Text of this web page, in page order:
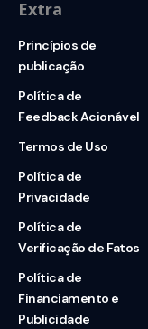
Extra
Princípios de
publicação
Política de
Feedback Acionável
Termos de Uso
Política de
Privacidade
Política de
Verificação de Fatos
Política de
Financiamento e
Publicidade